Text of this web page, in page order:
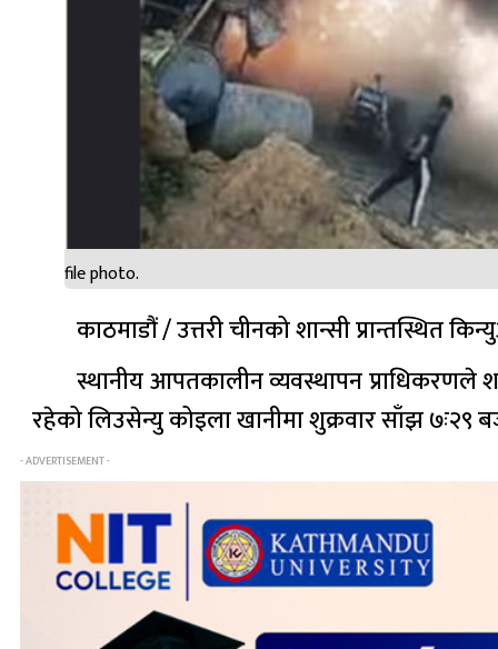
file photo.
काठमाडौं / उत्तरी चीनको शान्सी प्रान्तस्थित
स्थानीय आपतकालीन व्यवस्थापन प्राधिकरणले
रहेको लिउसेन्यु कोइला खानीमा शुक्रवार साँझ ७ः२९
- ADVERTISEMENT -